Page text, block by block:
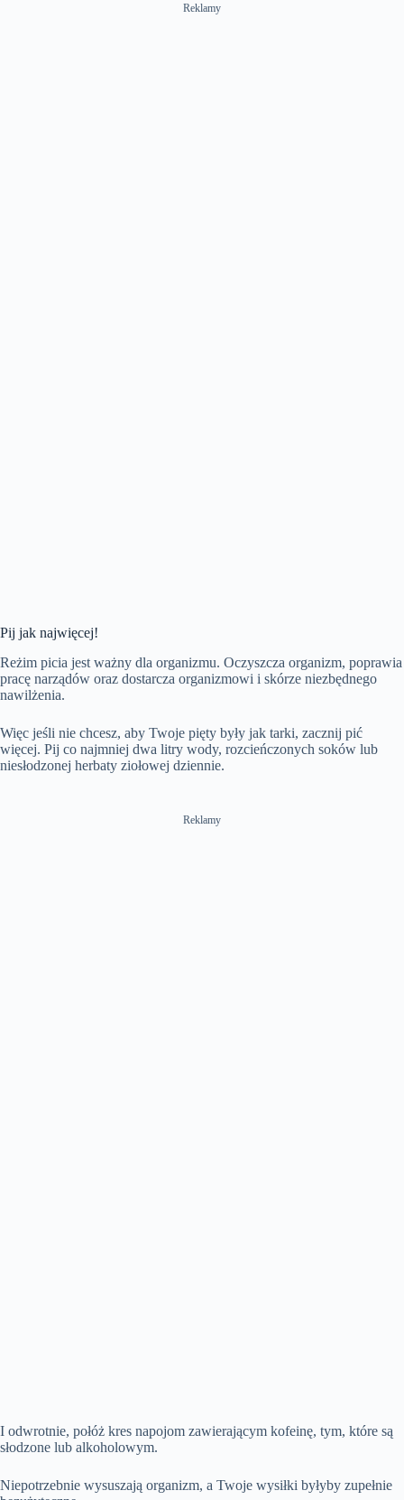
Reklamy
Pij jak najwięcej!
Reżim picia jest ważny dla organizmu. Oczyszcza organizm, poprawia
pracę narządów oraz dostarcza organizmowi i skórze niezbędnego
nawilżenia.
Więc jeśli nie chcesz, aby Twoje pięty były jak tarki, zacznij pić
więcej. Pij co najmniej dwa litry wody, rozcieńczonych soków lub
niesłodzonej herbaty ziołowej dziennie.
Reklamy
I odwrotnie, połóż kres napojom zawierającym kofeinę, tym, które są
słodzone lub alkoholowym.
Niepotrzebnie wysuszają organizm, a Twoje wysiłki byłyby zupełnie